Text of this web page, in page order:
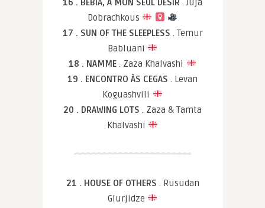
16 . BEBIA, À MON SEUL DÉSIR . Juja
Dobrachkous
17 . SUN OF THE SLEEPLESS . Temur
Babluani
18 . NAMME. Zaza Khalvashi
19 . ENCONTRO ÀS CEGAS . Levan
Koguashvili
20 . DRAWING LOTS . Zaza & Tamta
Khalvashi
21 . HOUSE OF OTHERS . Rusudan
Glurjidze